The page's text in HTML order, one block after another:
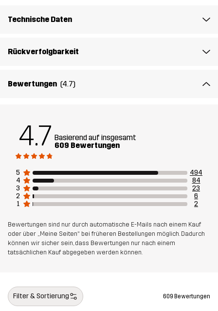
Futter 1 100% Polyester
Entworfen für ALLROUND
Technische Daten
Rückverfolgbarkeit
Bewertungen (4.7)
4.7 Basierend auf insgesamt
609 Bewertungen
5
494
4
84
3
23
2
6
1
2
Bewertungen sind nur durch automatische E-Mails nach einem Kauf
oder über „Meine Seiten“ bei früheren Bestellungen möglich. Dadurch
können wir sicher sein, dass Bewertungen nur nach einem
tatsächlichen Kauf abgegeben werden können.
Filter & Sortierung 609 Bewertungen